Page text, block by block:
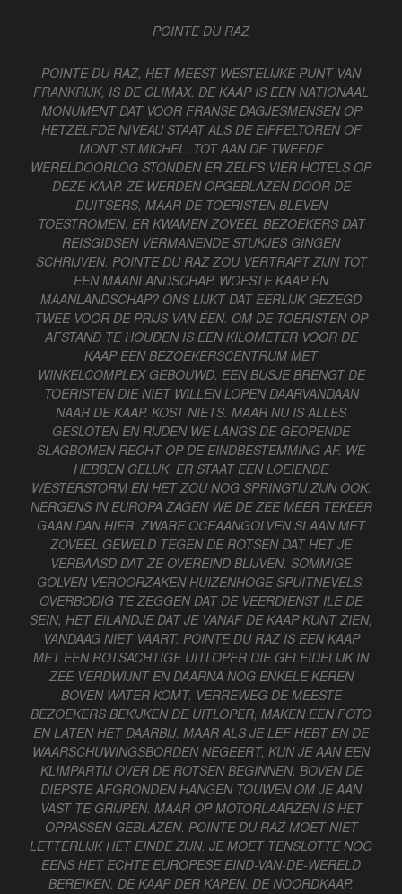
POINTE DU RAZ
POINTE DU RAZ, HET MEEST WESTELIJKE PUNT VAN
FRANKRIJK, IS DE CLIMAX. DE KAAP IS EEN NATIONAAL
MONUMENT DAT VOOR FRANSE DAGJESMENSEN OP
HETZELFDE NIVEAU STAAT ALS DE EIFFELTOREN OF
MONT ST.MICHEL. TOT AAN DE TWEEDE
WERELDOORLOG STONDEN ER ZELFS VIER HOTELS OP
DEZE KAAP. ZE WERDEN OPGEBLAZEN DOOR DE
DUITSERS, MAAR DE TOERISTEN BLEVEN
TOESTROMEN. ER KWAMEN ZOVEEL BEZOEKERS DAT
REISGIDSEN VERMANENDE STUKJES GINGEN
SCHRIJVEN. POINTE DU RAZ ZOU VERTRAPT ZIJN TOT
EEN MAANLANDSCHAP. WOESTE KAAP ÉN
MAANLANDSCHAP? ONS LIJKT DAT EERLIJK GEZEGD
TWEE VOOR DE PRIJS VAN ÉÉN. OM DE TOERISTEN OP
AFSTAND TE HOUDEN IS EEN KILOMETER VOOR DE
KAAP EEN BEZOEKERSCENTRUM MET
WINKELCOMPLEX GEBOUWD. EEN BUSJE BRENGT DE
TOERISTEN DIE NIET WILLEN LOPEN DAARVANDAAN
NAAR DE KAAP. KOST NIETS. MAAR NU IS ALLES
GESLOTEN EN RIJDEN WE LANGS DE GEOPENDE
SLAGBOMEN RECHT OP DE EINDBESTEMMING AF. WE
HEBBEN GELUK. ER STAAT EEN LOEIENDE
WESTERSTORM EN HET ZOU NOG SPRINGTIJ ZIJN OOK.
NERGENS IN EUROPA ZAGEN WE DE ZEE MEER TEKEER
GAAN DAN HIER. ZWARE OCEAANGOLVEN SLAAN MET
ZOVEEL GEWELD TEGEN DE ROTSEN DAT HET JE
VERBAASD DAT ZE OVEREIND BLIJVEN. SOMMIGE
GOLVEN VEROORZAKEN HUIZENHOGE SPUITNEVELS.
OVERBODIG TE ZEGGEN DAT DE VEERDIENST ILE DE
SEIN, HET EILANDJE DAT JE VANAF DE KAAP KUNT ZIEN,
VANDAAG NIET VAART. POINTE DU RAZ IS EEN KAAP
MET EEN ROTSACHTIGE UITLOPER DIE GELEIDELIJK IN
ZEE VERDWIJNT EN DAARNA NOG ENKELE KEREN
BOVEN WATER KOMT. VERREWEG DE MEESTE
BEZOEKERS BEKIJKEN DE UITLOPER, MAKEN EEN FOTO
EN LATEN HET DAARBIJ. MAAR ALS JE LEF HEBT EN DE
WAARSCHUWINGSBORDEN NEGEERT, KUN JE AAN EEN
KLIMPARTIJ OVER DE ROTSEN BEGINNEN. BOVEN DE
DIEPSTE AFGRONDEN HANGEN TOUWEN OM JE AAN
VAST TE GRIJPEN. MAAR OP MOTORLAARZEN IS HET
OPPASSEN GEBLAZEN. POINTE DU RAZ MOET NIET
LETTERLIJK HET EINDE ZIJN. JE MOET TENSLOTTE NOG
EENS HET ECHTE EUROPESE EIND-VAN-DE-WERELD
BEREIKEN. DE KAAP DER KAPEN. DE NOORDKAAP.